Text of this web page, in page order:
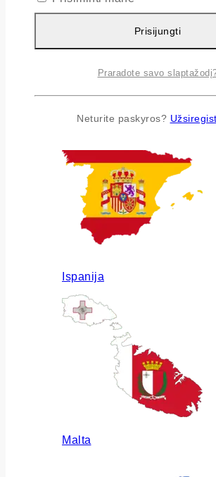
Airija
Ispanija
Malta
Prisijungti
Praradote savo
Neturite paskyros?